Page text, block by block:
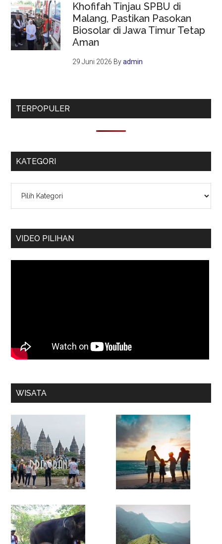
Khofifah Tinjau SPBU di
Malang, Pastikan Pasokan
Biosolar di Jawa Timur Tetap
Aman
29 Juni 2026 Byadmin
TERPOPULER
KATEGORI
VIDEO PILIHAN
WISATA